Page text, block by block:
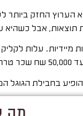
הערוץ החזק ביותר
בחבילת הגוגל